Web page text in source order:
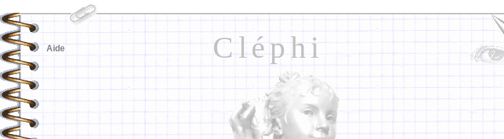
Cléphi
Aide